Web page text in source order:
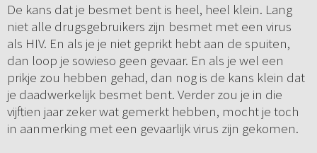
De kans dat je besmet bent is heel, heel klein. Lang
niet alle drugsgebruikers zijn besmet met een virus
als HIV. En als je je niet geprikt hebt aan de spuiten,
dan loop je sowieso geen gevaar. En als je wel een
prikje zou hebben gehad, dan nog is de kans klein dat
je daadwerkelijk besmet bent. Verder zou je in die
vijftien jaar zeker wat gemerkt hebben, mocht je toch
in aanmerking met een gevaarlijk virus zijn gekomen.